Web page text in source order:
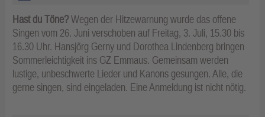
Hast du Töne?Wegen der Hitzewarnung wurde das offene
Singen vom 26. Juni verschoben auf Freitag, 3. Juli, 15.30 bis
16.30 Uhr. Hansjörg Gerny und Dorothea Lindenberg bringen
Sommerleichtigkeit ins GZ Emmaus. Gemeinsam werden
lustige, unbeschwerte Lieder und Kanons gesungen. Alle, die
gerne singen, sind eingeladen. Eine Anmeldung ist nicht nötig.